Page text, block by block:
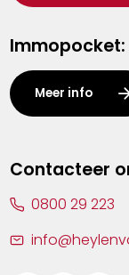
Herentals
Kalmthout
Leuven
Lier
Meer info
Contacteer
0800 29 223